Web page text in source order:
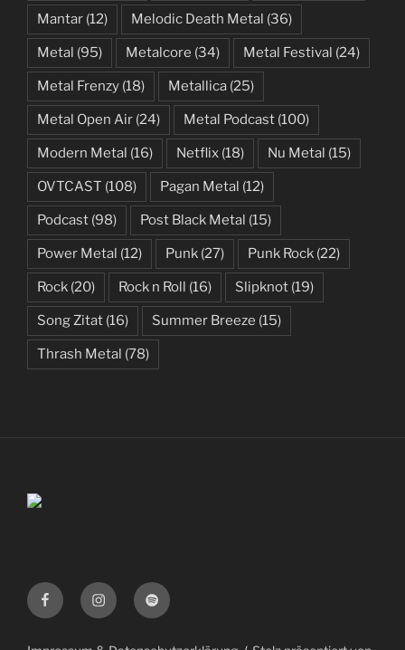
Mantar (12) Melodic Death Metal (36)
Metal (95) Metalcore (34) Metal Festival (24)
Metal Frenzy (18) Metallica (25)
Metal Open Air (24) Metal Podcast (100)
Modern Metal (16) Netflix (18) Nu Metal (15)
OVTCAST (108) Pagan Metal (12)
Podcast (98) Post Black Metal (15)
Power Metal (12) Punk (27) Punk Rock (22)
Rock (20) Rock n Roll (16) Slipknot (19)
Song Zitat (16) Summer Breeze (15)
Thrash Metal (78)
FacebookInstagramSpotify